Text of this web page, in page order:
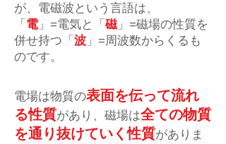
が、電磁波という言語は、
「 電」=電気と「 磁」=磁場の性質を
併せ持つ「 波 」=周波数からくるも
のです。
電場は物質の表面を伝って流れ
る性質があり、磁場は全ての物質
を通り抜けていく性質がありま